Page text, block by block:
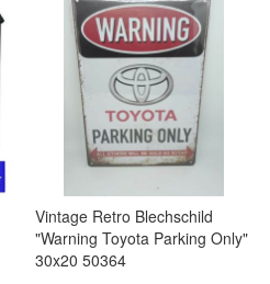
Vintage Retro Blechschild
"Warning Toyota Parking Only"
30x20 50364